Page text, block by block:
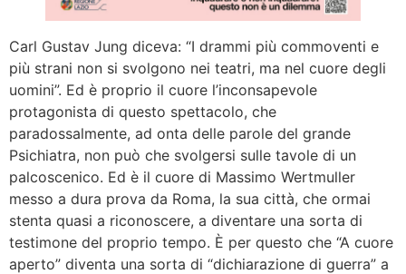
Carl Gustav Jung diceva: “I drammi più commoventi e
più strani non si svolgono nei teatri, ma nel cuore degli
uomini”. Ed è proprio il cuore l’inconsapevole
protagonista di questo spettacolo, che
paradossalmente, ad onta delle parole del grande
Psichiatra, non può che svolgersi sulle tavole di un
palcoscenico. Ed è il cuore di Massimo Wertmuller
messo a dura prova da Roma, la sua città, che ormai
stenta quasi a riconoscere, a diventare una sorta di
testimone del proprio tempo. È per questo che “A cuore
aperto” diventa una sorta di “dichiarazione di guerra” a